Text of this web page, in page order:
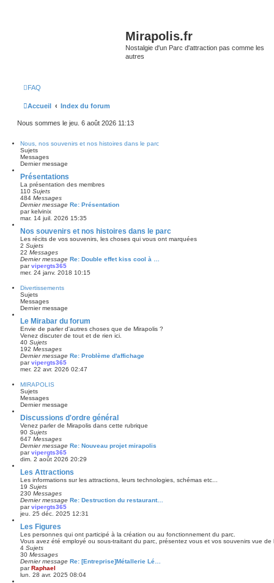
Mirapolis.fr
Nostalgie d'un Parc d'attraction pas comme les
autres
FAQ
Accueil Index du forum
Nous sommes le jeu. 6 août 2026 11:13
Nous, nos souvenirs et nos histoires dans le parc
Sujets
Messages
Dernier message
Présentations
La présentation des membres
110 Sujets
484 Messages
Dernier message Re: Présentation
parkelvinix
mar. 14 juil. 2026 15:35
Nos souvenirs et nos histoires dans le parc
Les récits de vos souvenirs, les choses qui vous ont marquées
2 Sujets
22 Messages
Dernier message Re: Double effet kiss cool à …
parvipergts365
mer. 24 janv. 2018 10:15
Divertissements
Sujets
Messages
Dernier message
Le Mirabar du forum
Envie de parler d'autres choses que de Mirapolis ?
Venez discuter de tout et de rien ici.
40 Sujets
192 Messages
Dernier message Re: Problème d'affichage
parvipergts365
mer. 22 avr. 2026 02:47
MIRAPOLIS
Sujets
Messages
Dernier message
Discussions d'ordre général
Venez parler de Mirapolis dans cette rubrique
90 Sujets
647 Messages
Dernier message Re: Nouveau projet mirapolis
parvipergts365
dim. 2 août 2026 20:29
Les Attractions
Les informations sur les attractions, leurs technologies, schémas etc...
19 Sujets
230 Messages
Dernier message Re: Destruction du restaurant…
parvipergts365
jeu. 25 déc. 2025 12:31
Les Figures
Les personnes qui ont participé à la création ou au fonctionnement du parc.
Vous avez été employé ou sous-traitant du parc, présentez vous et vos souvenirs vue de
4 Sujets
30 Messages
Dernier message Re: [Entreprise]Métallerie Lé…
parRaphael
lun. 28 avr. 2025 08:04